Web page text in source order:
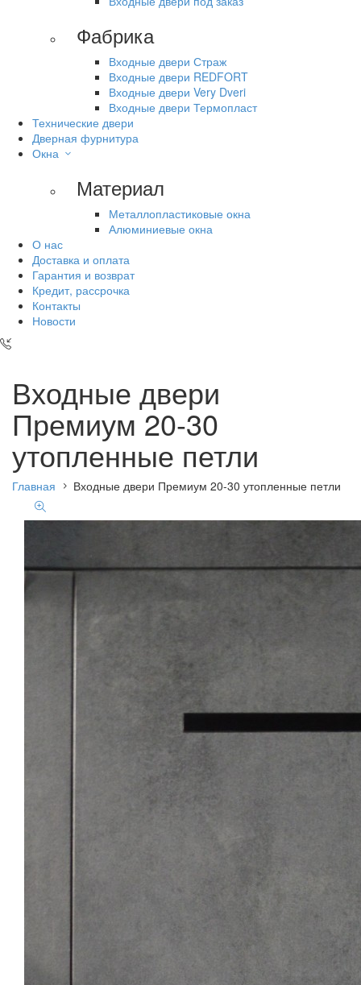
Фабрика
Входные двери Страж
Входные двери REDFORT
Входные двери Very Dveri
Входные двери Термопласт
Технические двери
Дверная фурнитура
Окна
Материал
Металлопластиковые окна
Алюминиевые окна
О нас
Доставка и оплата
Гарантия и возврат
Кредит, рассрочка
Контакты
Новости
Входные двери
Премиум 20-30
утопленные петли
Главная Входные двери Премиум 20-30 утопленные петли